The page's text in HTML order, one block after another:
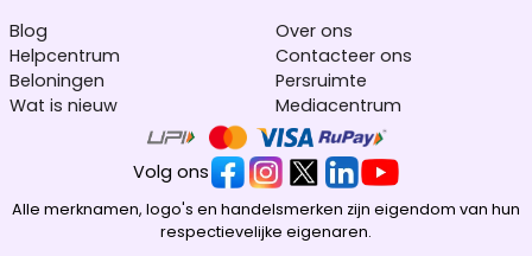
Blog
Helpcentrum
Beloningen
Wat is nieuw
Over ons
Contacteer ons
Persruimte
Mediacentrum
Volg ons
Alle merknamen, logo's en handelsmerken zijn eigendom van hun
respectievelijke eigenaren.